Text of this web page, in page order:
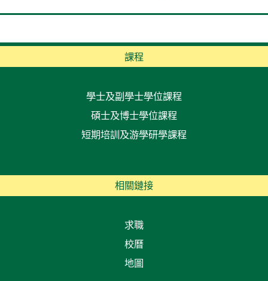
課程
學士及副學士學位課程
碩士及博士學位課程
短期培訓及游學研學課程
相關鏈接
求職
校曆
地圖